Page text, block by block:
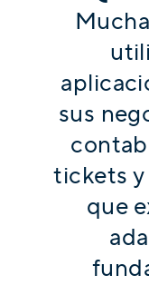
sus
tickets y
que